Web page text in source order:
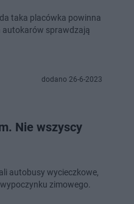
taka placówka powinna
autokarów sprawdzają
dodano 26-6-2023
Nie wszyscy
autobusy wycieczkowe,
zimowego.